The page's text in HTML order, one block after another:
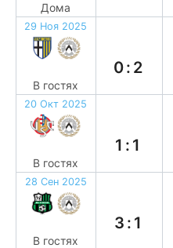
Дома
29 Ноя 2025
В гостях
0:2
20 Окт 2025
В гостях
1:1
28 Сен 2025
В гостях
3:1